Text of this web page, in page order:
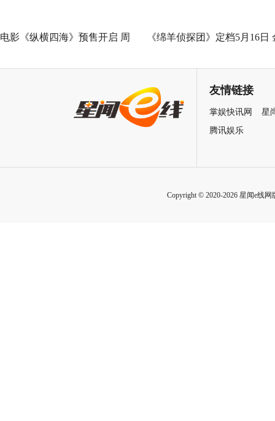
电影《纵横四海》预售开启 周 《绵羊侦探团》定档5月16日
友情链接
掌娱快讯网
星
腾讯娱乐
Copyright © 2020-2026 星闻e线